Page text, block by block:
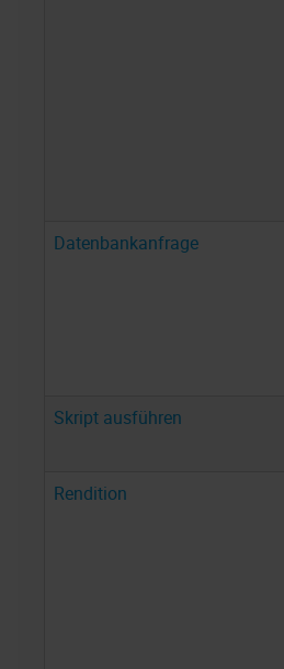
Datenbankanfrage
Skript ausführen
Rendition